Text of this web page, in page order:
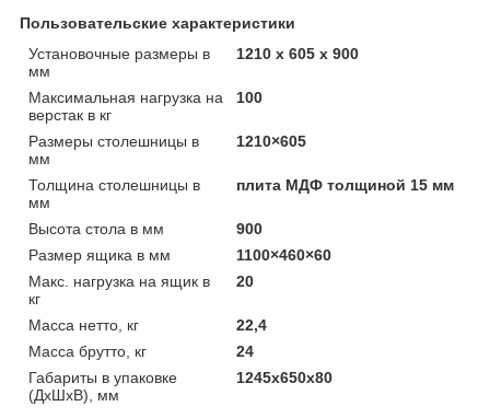
Пользовательские характеристики
Установочные размеры в
мм
1210 х 605 х 900
Максимальная нагрузка на
верстак в кг
100
Размеры столешницы в
мм
1210×605
Толщина столешницы в
мм
плита МДФ толщиной 15 мм
Высота стола в мм
900
Размер ящика в мм
1100×460×60
Макс. нагрузка на ящик в
кг
20
Масса нетто, кг
22,4
Масса брутто, кг
24
Габариты в упаковке
(ДхШхВ), мм
1245х650х80